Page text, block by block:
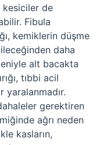
kesiciler de
Fibula
kemiklerin düşme
daha
alt bacakta
tıbbi acil
gerektiren
ağrı neden
kasların,